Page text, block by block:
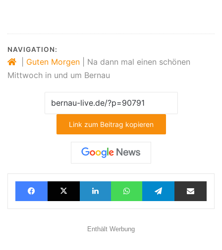
NAVIGATION:
Guten Morgen
Na dann mal einen schönen
Mittwoch in und um Bernau
Link zum Beitrag kopieren
FacebookX LinkedInWhatsAppTelegramTeilen via E-Mail
Enthält Werbung